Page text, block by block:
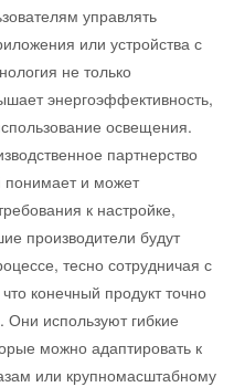
управлять
или устройства с
не только
энергоэффективность,
освещения.
партнерство
понимает и может
к настройке,
производители будут
тесно сотрудничая с
конечный продукт точно
Они используют гибкие
можно адаптировать к
или крупномасштабному